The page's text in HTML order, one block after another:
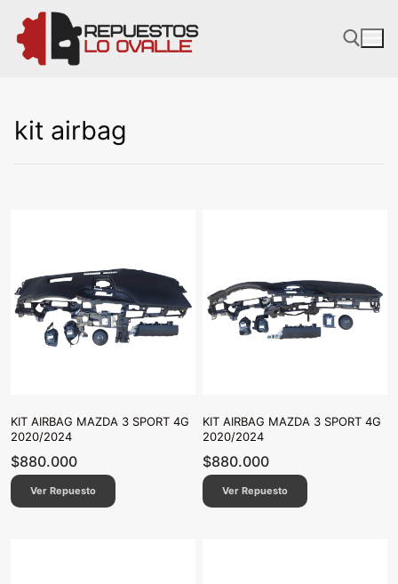
contenido
kit airbag
KIT AIRBAG MAZDA 3 SPORT 4G
2020/2024
$880.000
Ver Repuesto
KIT AIRBAG MAZDA 3 SPORT 4G
2020/2024
$880.000
Ver Repuesto